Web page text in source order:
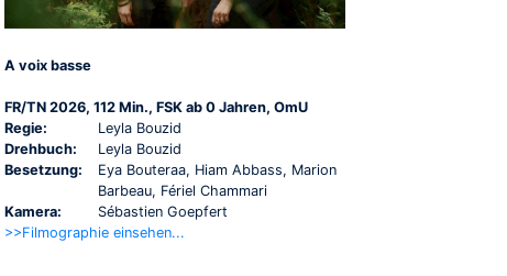
A voix basse
FR/TN 2026, 112 Min., FSK ab 0 Jahren, OmU
Regie:
Leyla Bouzid
Drehbuch:
Leyla Bouzid
Besetzung:
Eya Bouteraa, Hiam Abbass, Marion
Barbeau, Fériel Chammari
Kamera:
Sébastien Goepfert
>>Filmographie einsehen...